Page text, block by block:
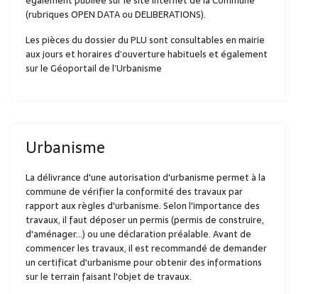
(rubriques OPEN DATA ou DELIBERATIONS).
Les pièces du dossier du PLU sont consultables en mairie
aux jours et horaires d’ouverture habituels et également
sur le Géoportail de l’Urbanisme
Urbanisme
La délivrance d'une autorisation d'urbanisme permet à la
commune de vérifier la conformité des travaux par
rapport aux règles d'urbanisme. Selon l'importance des
travaux, il faut déposer un permis (permis de construire,
d'aménager...) ou une déclaration préalable. Avant de
commencer les travaux, il est recommandé de demander
un certificat d'urbanisme pour obtenir des informations
sur le terrain faisant l'objet de travaux.